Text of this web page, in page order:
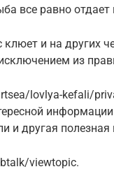
все равно отдает
клюет и на других
из
lovlya-kefali/
и другая
viewtopic.